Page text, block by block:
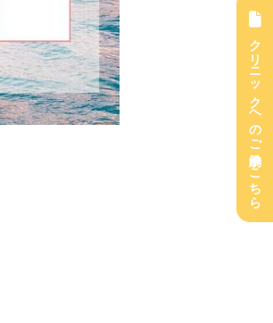
クリニックへのご予約はこちら